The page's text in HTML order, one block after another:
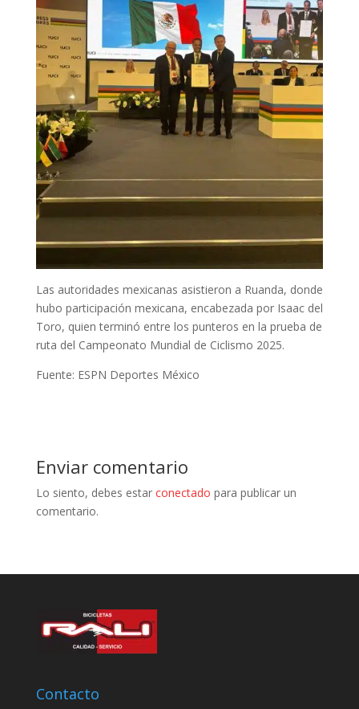
Las autoridades mexicanas asistieron a Ruanda, donde
hubo participación mexicana, encabezada por Isaac del
Toro, quien terminó entre los punteros en la prueba de
ruta del Campeonato Mundial de Ciclismo 2025.
Fuente: ESPN Deportes México
Enviar comentario
Lo siento, debes estar conectado para publicar un
comentario.
Contacto